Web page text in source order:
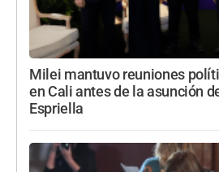
Milei mantuvo reuniones
en Cali antes de la asunción
Espriella